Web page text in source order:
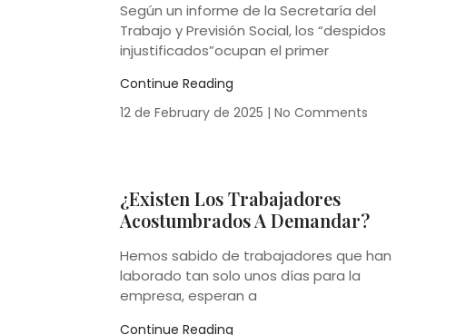
Según un informe de la Secretaría del
Trabajo y Previsión Social, los “despidos
injustificados”ocupan el primer
Continue Reading
12 de February de 2025
No Comments
¿Existen Los Trabajadores
Acostumbrados A Demandar?
Hemos sabido de trabajadores que han
laborado tan solo unos días para la
empresa, esperan a
Continue Reading